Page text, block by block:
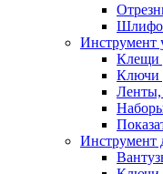
Инструмент
Клещи
Ключи
Ленты,
Инструмент